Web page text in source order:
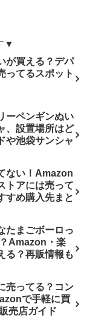
▼
が買える？デパ
ってるスポット
ーペンギンぬい
、設置場所はど
や池袋サンシャ
ない！Amazon
トアには売って
すめ購入先まと
たまごボーロっ
Amazon・楽
る？再販情報も
売ってる？コン
で手軽に買
売店ガイド